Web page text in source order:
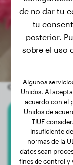
Otros perros
de no dar tu
tu
posterior.
sobre el uso
Algunos
Unidos. Al
acuerdo con el
Unidos de
TJUE
insuficiente
normas de la
datos sean
fines de control y